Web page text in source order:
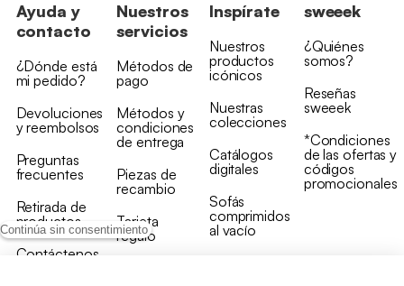
Continúa sin consentimiento
Ayuda y
contacto
¿Dónde está
mi pedido?
Devoluciones
y reembolsos
Preguntas
frecuentes
Retirada de
productos
Contáctenos
Nuestros
servicios
Métodos de
pago
Métodos y
condiciones
de entrega
Piezas de
recambio
Tarjeta
regalo
Inspírate
Nuestros
productos
icónicos
Nuestras
colecciones
Catálogos
digitales
Sofás
comprimidos
al vacío
sweeek
¿Quiénes
somos?
Reseñas
sweeek
*Condiciones
de las ofertas y
códigos
promocionales